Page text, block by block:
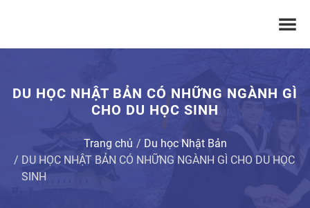
DU HỌC NHẬT BẢN CÓ NHỮNG NGÀNH GÌ
CHO DU HỌC SINH
Trang chủ
Du học Nhật Bản
DU HỌC NHẬT BẢN CÓ NHỮNG NGÀNH GÌ CHO DU HỌC
SINH